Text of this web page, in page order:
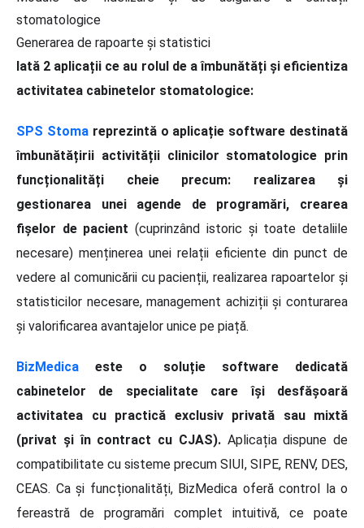
stomatologice
Generarea de rapoarte și statistici
Iată 2 aplicații ce au rolul de a îmbunătăți și eficientiza
activitatea cabinetelor stomatologice:
SPS Stomareprezintă o aplicație software destinată
îmbunătățirii activității clinicilor stomatologice prin
funcționalități cheie precum: realizarea și
gestionarea unei agende de programări, crearea
fișelor de pacient(cuprinzând istoric și toate detaliile
necesare) menținerea unei relații eficiente din punct de
vedere al comunicării cu pacienții, realizarea rapoartelor și
statisticilor necesare, management achiziții și conturarea
și valorificarea avantajelor unice pe piață.
BizMedica este o soluție software dedicată
cabinetelor de specialitate care își desfășoară
activitatea cu practică exclusiv privată sau mixtă
(privat și în contract cu CJAS). Aplicația dispune de
compatibilitate cu sisteme precum SIUI, SIPE, RENV, DES,
CEAS. Ca și funcționalități, BizMedica oferă control la o
fereastră de programări complet intuitivă, ce poate